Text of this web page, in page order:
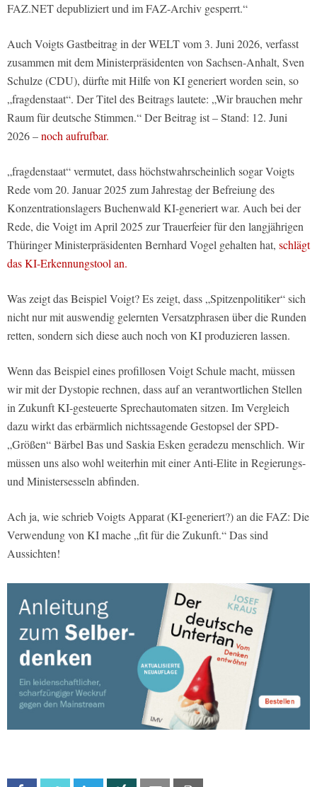
FAZ.NET depubliziert und im FAZ-Archiv gesperrt.“
Auch Voigts Gastbeitrag in der WELT vom 3. Juni 2026, verfasst
zusammen mit dem Ministerpräsidenten von Sachsen-Anhalt, Sven
Schulze (CDU), dürfte mit Hilfe von KI generiert worden sein, so
„fragdenstaat“. Der Titel des Beitrags lautete: „Wir brauchen mehr
Raum für deutsche Stimmen.“ Der Beitrag ist – Stand: 12. Juni
2026 –noch aufrufbar.
„fragdenstaat“ vermutet, dass höchstwahrscheinlich sogar Voigts
Rede vom 20. Januar 2025 zum Jahrestag der Befreiung des
Konzentrationslagers Buchenwald KI-generiert war. Auch bei der
Rede, die Voigt im April 2025 zur Trauerfeier für den langjährigen
Thüringer Ministerpräsidenten Bernhard Vogel gehalten hat, schlägt
das KI-Erkennungstool an.
Was zeigt das Beispiel Voigt? Es zeigt, dass „Spitzenpolitiker“ sich
nicht nur mit auswendig gelernten Versatzphrasen über die Runden
retten, sondern sich diese auch noch von KI produzieren lassen.
Wenn das Beispiel eines profillosen Voigt Schule macht, müssen
wir mit der Dystopie rechnen, dass auf an verantwortlichen Stellen
in Zukunft KI-gesteuerte Sprechautomaten sitzen. Im Vergleich
dazu wirkt das erbärmlich nichtssagende Gestopsel der SPD-
„Größen“ Bärbel Bas und Saskia Esken geradezu menschlich. Wir
müssen uns also wohl weiterhin mit einer Anti-Elite in Regierungs-
und Ministersesseln abfinden.
Ach ja, wie schrieb Voigts Apparat (KI-generiert?) an die FAZ: Die
Verwendung von KI mache „fit für die Zukunft.“ Das sind
Aussichten!